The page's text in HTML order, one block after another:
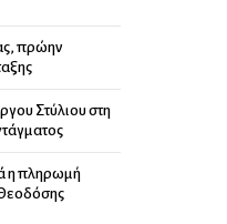
πρώην
Στύλιου στη
η πληρωμή